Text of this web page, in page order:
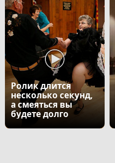
Ролик длится
несколько секунд,
а смеяться вы
будете долго